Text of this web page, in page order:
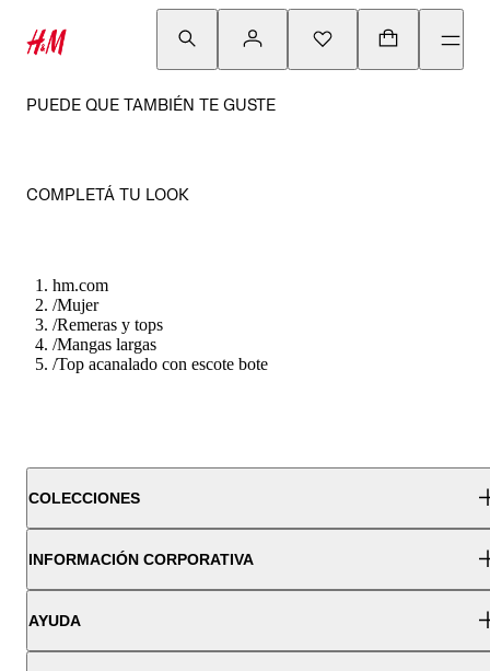
PUEDE QUE TAMBIÉN TE GUSTE
COMPLETÁ TU LOOK
hm.com
/Mujer
/Remeras y tops
/Mangas largas
/Top acanalado con escote bote
COLECCIONES
INFORMACIÓN CORPORATIVA
AYUDA